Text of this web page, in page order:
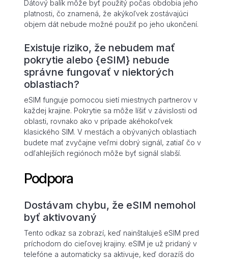
Dátový balík môže byť použitý počas obdobia jeho
platnosti, čo znamená, že akýkoľvek zostávajúci
objem dát nebude možné použiť po jeho ukončení.
Existuje riziko, že nebudem mať
pokrytie alebo {eSIM} nebude
správne fungovať v niektorých
oblastiach?
eSIM funguje pomocou sietí miestnych partnerov v
každej krajine. Pokrytie sa môže líšiť v závislosti od
oblasti, rovnako ako v prípade akéhokoľvek
klasického SIM. V mestách a obývaných oblastiach
budete mať zvyčajne veľmi dobrý signál, zatiaľ čo v
odľahlejších regiónoch môže byť signál slabší.
Podpora
Dostávam chybu, že eSIM nemohol
byť aktivovaný
Tento odkaz sa zobrazí, keď nainštaluješ eSIM pred
príchodom do cieľovej krajiny. eSIM je už pridaný v
telefóne a automaticky sa aktivuje, keď dorazíš do